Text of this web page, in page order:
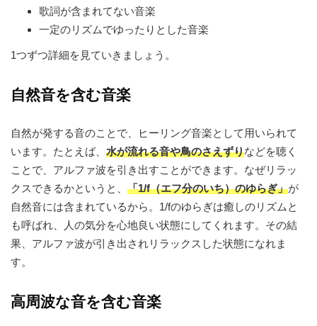
歌詞が含まれてない音楽
一定のリズムでゆったりとした音楽
1つずつ詳細を見ていきましょう。
自然音を含む音楽
自然が発する音のことで、ヒーリング音楽として用いられて
います。たとえば、 水が流れる音や鳥のさえずりなどを聴く
ことで、アルファ波を引き出すことができます。なぜリラッ
クスできるかというと、 「1/f（エフ分のいち）のゆらぎ」が
自然音には含まれているから。1/fのゆらぎは癒しのリズムと
も呼ばれ、人の気分を心地良い状態にしてくれます。その結
果、アルファ波が引き出されリラックスした状態になれま
す。
高周波な音を含む音楽